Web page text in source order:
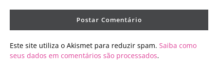
Este site utiliza o Akismet para reduzir spam. Saiba como
seus dados em comentários são processados.